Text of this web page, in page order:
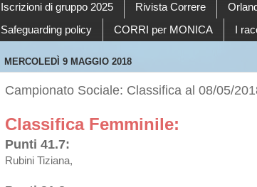
Iscrizioni di gruppo 2025
Rivista Correre
Safeguarding policy
CORRI per MONICA I
MERCOLEDÌ 9 MAGGIO 2018
Campionato Sociale: Classifica al 08/05/
Classifica Femminile:
Punti 41.7:
Rubini Tiziana,